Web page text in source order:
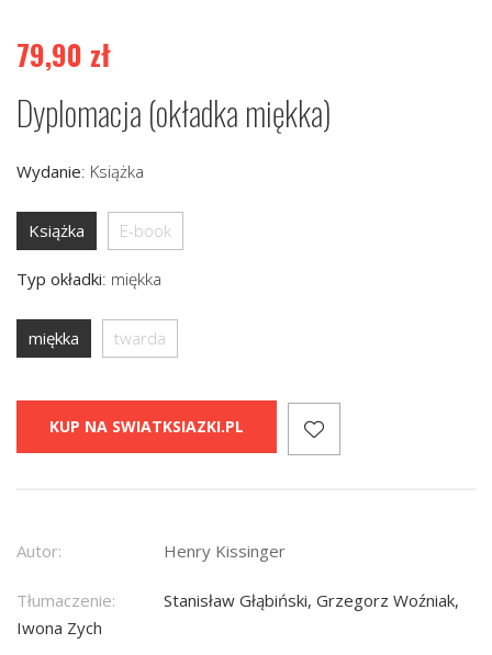
79,90 zł
Dyplomacja (okładka miękka)
Wydanie: Książka
Książka E-book
Typ okładki: miękka
miękka twarda
KUP NA SWIATKSIAZKI.PL
Autor: Henry Kissinger
Tłumaczenie:
Stanisław Głąbiński, Grzegorz Woźniak,
Iwona Zych